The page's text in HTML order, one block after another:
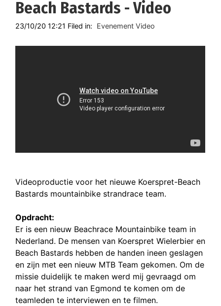
Beach Bastards - Video
23/10/20 12:21 Filed in: Evenement Video
Videoproductie voor het nieuwe Koerspret-Beach
Bastards mountainbike strandrace team.
Opdracht:
Er is een nieuw Beachrace Mountainbike team in
Nederland. De mensen van Koerspret Wielerbier en
Beach Bastards hebben de handen ineen geslagen
en zijn met een nieuw MTB Team gekomen. Om de
missie duidelijk te maken werd mij gevraagd om
naar het strand van Egmond te komen om de
teamleden te interviewen en te filmen.